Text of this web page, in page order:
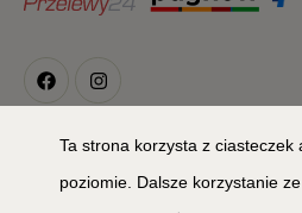
Copyright 2020 © MIŁA
Ta strona korzysta z ciasteczek
poziomie. Dalsze korzystanie